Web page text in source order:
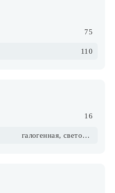
75
110
16
галогенная, светодиодная